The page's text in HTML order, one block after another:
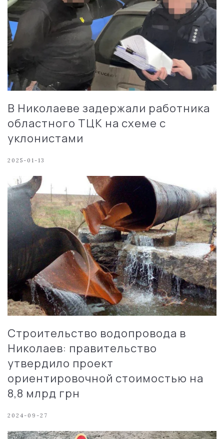
В Николаеве задержали работника
областного ТЦК на схеме с
уклонистами
2025-01-13
Строительство водопровода в
Николаев: правительство
утвердило проект
ориентировочной стоимостью на
8,8 млрд грн
2024-09-27